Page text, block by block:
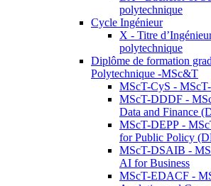
polytechnique
Cycle Ingénieur
X - Titre
polytechnique
Diplôme de formation
Polytechnique -MSc&T
MScT-CyS -
MScT-DDDF -
Data and Finance
MScT-DEPP -
for Public Policy
MScT-DSAIB -
AI for Business
MScT-EDACF -